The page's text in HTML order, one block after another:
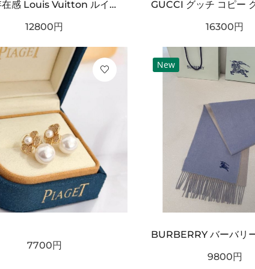
タフ 存在感 Louis Vuitton ルイヴィトン コピー ベルト ブラックチェック型押しレザー シルバーバックル 厚みある仕様 ストリート映えデザイン
12800円
16300円
7700円
New
9800円